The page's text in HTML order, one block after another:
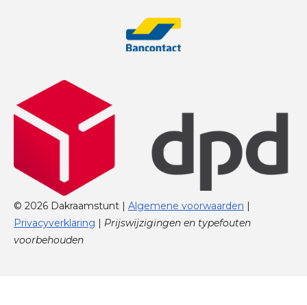
© 2026 Dakraamstunt | Algemene voorwaarden |
Privacyverklaring | Prijswijzigingen en typefouten
voorbehouden